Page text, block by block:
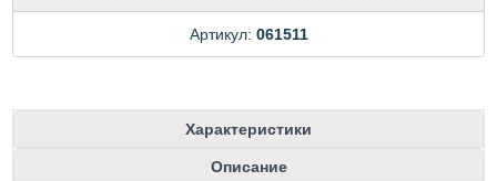
Артикул: 061511
Характеристики
Описание